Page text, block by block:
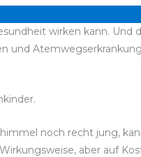
wirken kann. Und
und
noch recht jung,
aber auf